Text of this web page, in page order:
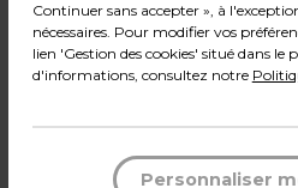
3,59€
l'unité
Ajouter au
Continuer sans accepter », à
nécessaires. Pour modifier vos
lien 'Gestion des cookies' situé dans le
d'informations, consultez notre
Personnaliser